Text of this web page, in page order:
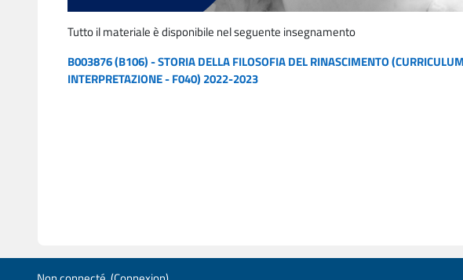
Tutto il materiale è disponibile nel seguente insegnamento
B003876 (B106) - STORIA DELLA FILOSOFIA DEL RINASCIMENTO
INTERPRETAZIONE - F040) 2022-2023